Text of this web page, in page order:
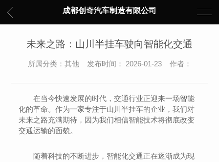
成都创奇汽车制造有限公司
未来之路：山川半挂车驶向智能化交通
所属分类：其他 发布时间： 2026-01-23 作者：
在当今快速发展的时代，交通行业正迎来一场智能
化的革命。作为一家专注于山川半挂车的企业，我们对
未来之路充满期待，因为我们相信智能技术将彻底改变
交通运输的面貌。
随着科技的不断进步，智能化交通正在逐渐成为现